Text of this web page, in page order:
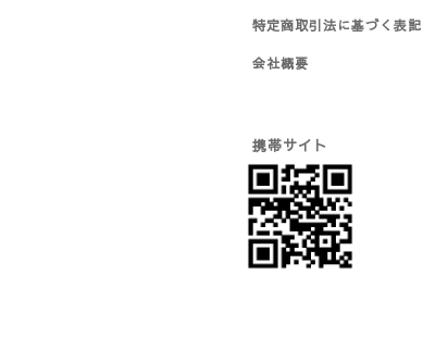
特定商取引法に基づく表記
会社概要
携帯サイト